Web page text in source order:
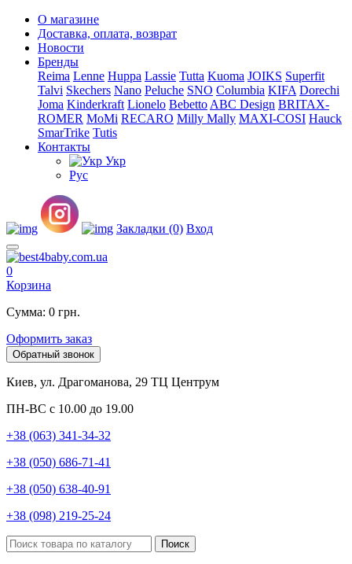
О магазине
Доставка, оплата, возврат
Новости
Бренды
Reima Lenne Huppa Lassie Tutta Kuoma JOIKS Superfit
Talvi Skechers Nano Peluche SNO Columbia KIFA Dorechi
Joma Kinderkraft Lionelo Bebetto ABC Design BRITAX-
ROMER MoMi RECARO Milly Mally MAXI-COSI Hauck
SmarTrike Tutis
Контакты
Укр
Рус
Закладки (0) Вход
0
Корзина
Сумма: 0 грн.
Оформить заказ
Обратный звонок
Киев, ул. Драгоманова, 29 ТЦ Центрум
ПН-ВС с 10.00 до 19.00
+38 (063) 341-34-32
+38 (050) 686-71-41
+38 (050) 638-40-91
+38 (098) 219-25-24
Поиск